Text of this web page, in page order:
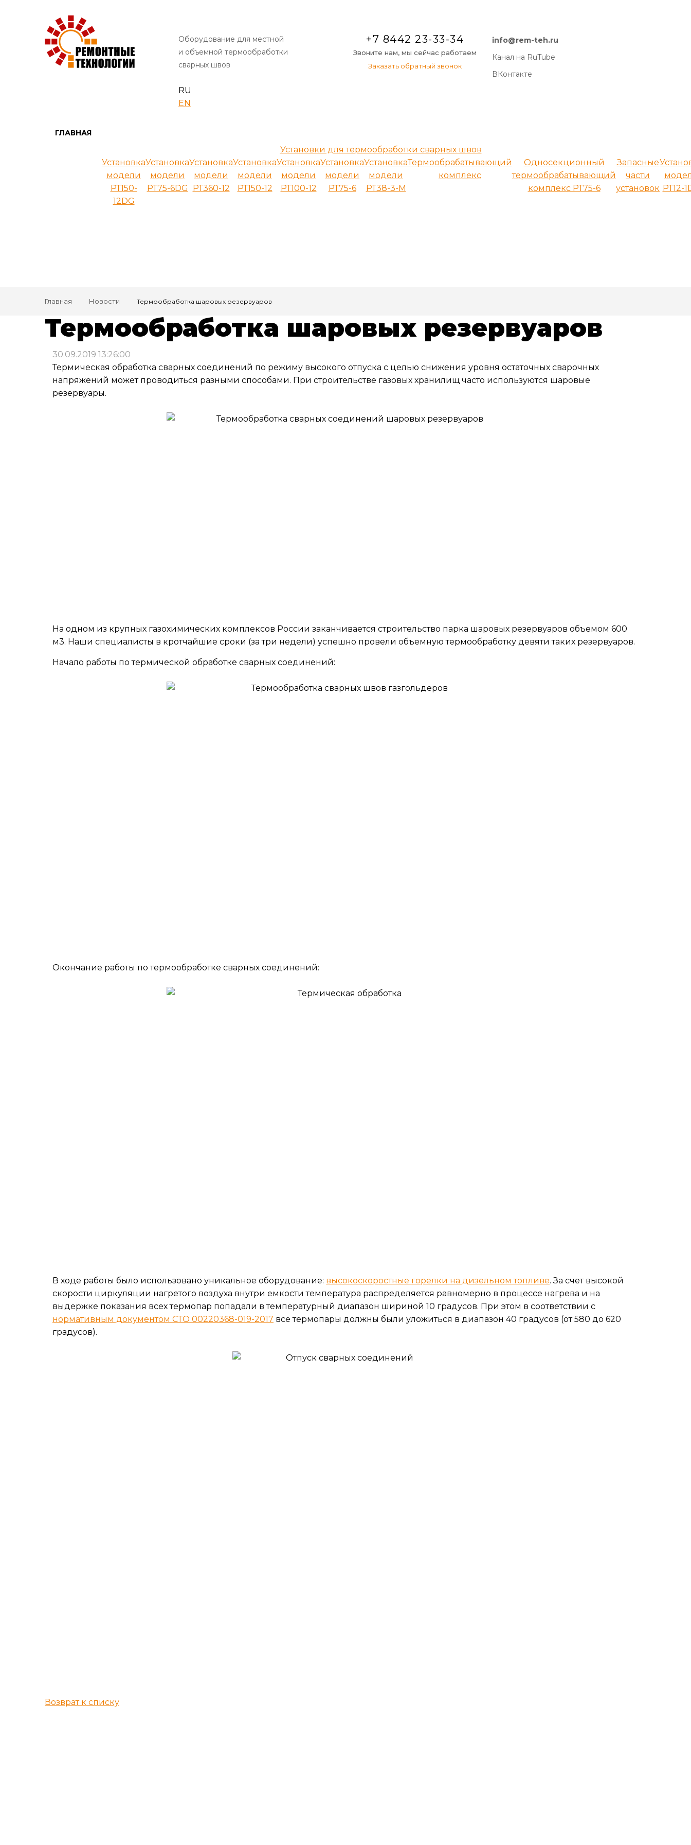
Оборудование для местной
и объемной термообработки
сварных швов
+7 8442 23-33-34
Звоните нам, мы сейчас работаем
Заказать обратный звонок
info@rem-teh.ru
Канал на RuTube
ВКонтакте
RU
EN
ГЛАВНАЯ
Установки для термообработки сварных швов
Установка
модели
РТ150-
12DG
Установка
модели
РТ75-6DG
Установка
модели
РТ360-12
Установка
модели
РТ150-12
Установка
модели
РТ100-12
Установка
модели
РТ75-6
Установка
модели
РТ38-3-М
Термообрабатывающий
комплекс
Односекционный
термообрабатывающий
комплекс РТ75-6
Запасные
части
установок РТ12-
Главная Новости Термообработка шаровых резервуаров
Термообработка шаровых резервуаров
30.09.2019 13:26:00
Термическая обработка сварных соединений по режиму высокого отпуска с целью снижения уровня остаточных сварочных
напряжений может проводиться разными способами. При строительстве газовых хранилищ часто используются шаровые
резервуары.
На одном из крупных газохимических комплексов России заканчивается строительство парка шаровых резервуаров объемом 600
м3. Наши специалисты в кротчайшие сроки (за три недели) успешно провели объемную термообработку девяти таких резервуаров.
Начало работы по термической обработке сварных соединений:
Окончание работы по термообработке сварных соединений:
В ходе работы было использовано уникальное оборудование: высокоскоростные горелки на дизельном топливе. За счет высокой
скорости циркуляции нагретого воздуха внутри емкости температура распределяется равномерно в процессе нагрева и на
выдержке показания всех термопар попадали в температурный диапазон шириной 10 градусов. При этом в соответствии с
нормативным документом СТО 00220368-019-2017 все термопары должны были уложиться в диапазон 40 градусов (от 580 до 620
градусов).
Возврат к списку